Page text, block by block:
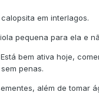
em interlagos.
pequena para ela e
bem ativa hoje,
penas.
além de tomar